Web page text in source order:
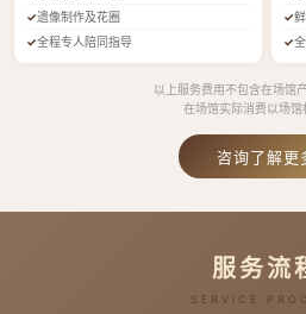
遗像制作及花圈
全程专人陪同指导
以上服务费用不包含在场馆
在场馆实际消费以场馆
咨询了解更
服务流
SERVICE